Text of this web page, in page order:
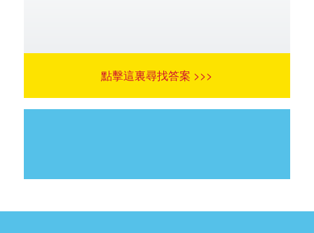
點擊這裏尋找答案 >>>